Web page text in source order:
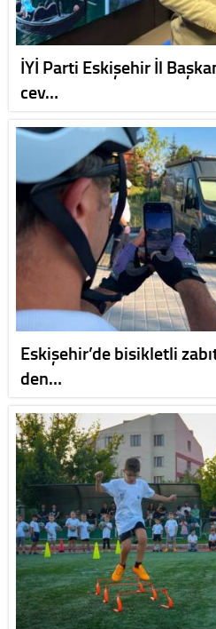
İYİ Parti Eskişehir İl
cev…
Eskişehir’de bisikletli
den…